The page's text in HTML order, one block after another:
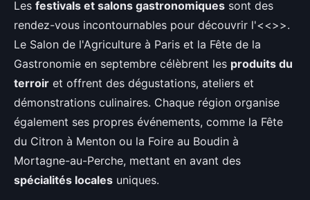
Les festivals et salons gastronomiques sont des
rendez-vous incontournables pour découvrir l'<<>>.
Le Salon de l'Agriculture à Paris et la Fête de la
Gastronomie en septembre célèbrent les produits du
terroir et offrent des dégustations, ateliers et
démonstrations culinaires. Chaque région organise
également ses propres événements, comme la Fête
du Citron à Menton ou la Foire au Boudin à
Mortagne-au-Perche, mettant en avant des
spécialités locales uniques.